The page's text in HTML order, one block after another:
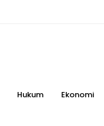
Hukum Ekonomi